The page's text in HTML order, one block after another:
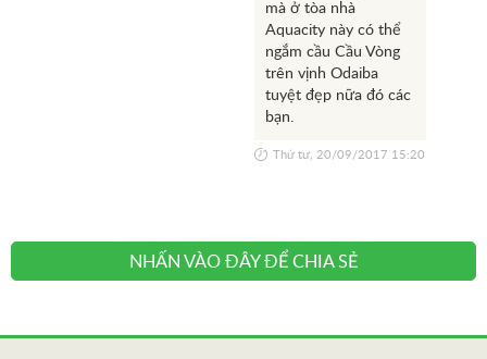
mà ở tòa nhà
Aquacity này có thể
ngắm cầu Cầu Vòng
trên vịnh Odaiba
tuyệt đẹp nữa đó các
bạn.
Thứ tư, 20/09/2017 15:20
NHẤN VÀO ĐÂY ĐỂ CHIA SẺ